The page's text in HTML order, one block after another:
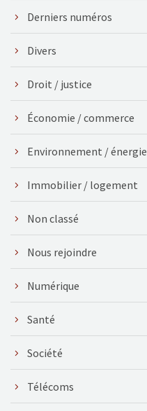
Derniers numéros
Divers
Droit / justice
Économie / commerce
Environnement / énergie
Immobilier / logement
Non classé
Nous rejoindre
Numérique
Santé
Société
Télécoms